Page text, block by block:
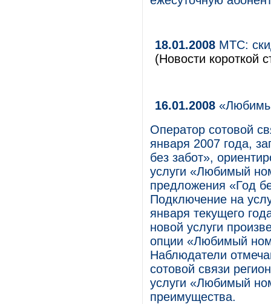
18.01.2008 МТС:
(Новости короткой
16.01.2008
Оператор сотовой
января 2007 года,
без забот»,
услуги «Любимый
предложения «Год
Подключение на
января текущего
новой услуги
опции «Любимый
Наблюдатели
сотовой связи
услуги «Любимый
преимущества.